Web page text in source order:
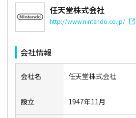
任天堂株式会社
http://www.nintendo.co.jp/
会社情報
会社名 任天堂株式会社
設立 1947年11月